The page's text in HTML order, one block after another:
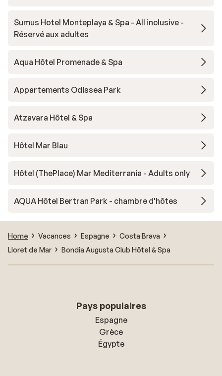
Sumus Hotel Monteplaya & Spa - All inclusive -
Réservé aux adultes
Aqua Hôtel Promenade & Spa
Appartements Odissea Park
Atzavara Hôtel & Spa
Hôtel Mar Blau
Hôtel (ThePlace) Mar Mediterrania - Adults only
AQUA Hôtel Bertran Park - chambre d'hôtes
Home Vacances Espagne
Costa Brava
Lloret de Mar
Bondia Augusta Club Hôtel & Spa
Pays populaires
Espagne
Grèce
Égypte